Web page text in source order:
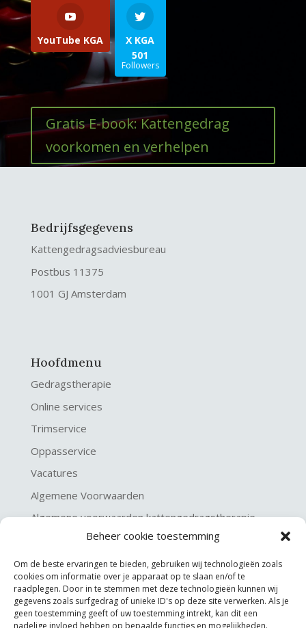
Beheer cookie toestemming
Om de beste ervaringen te bieden, gebruiken wij technologieën zoals
cookies om informatie over je apparaat op te slaan en/of te
raadplegen. Door in te stemmen met deze technologieën kunnen wij
gegevens zoals surfgedrag of unieke ID's op deze site verwerken. Als je
geen toestemming geeft of uw toestemming intrekt, kan dit een
nadelige invloed hebben op bepaalde functies en mogelijkheden.
YouTube KGA
X KGA
501
Followers
Gratis E-book: Kattengedrag
voorkomen en verhelpen
Bedrijfsgegevens
Kattengedragsadviesbureau
Postbus 11375
1001 GJ Amsterdam
Hoofdmenu
Gedragstherapie
Online services
Trimservice
Oppasservice
Vacatures
Algemene Voorwaarden
Algemene voorwaarden kattengedragstherapie
Privacy verklaring
Disclaimer & Copyright